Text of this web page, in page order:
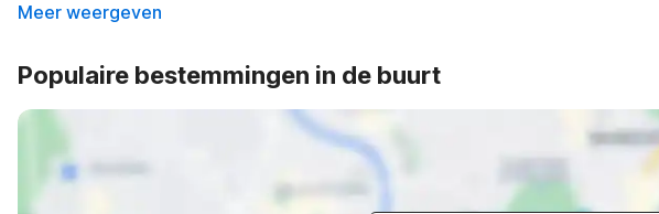
Meer weergeven
Populaire bestemmingen in de buurt